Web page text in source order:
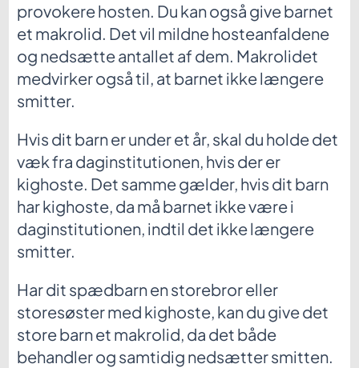
provokere hosten. Du kan også give barnet
et makrolid. Det vil mildne hosteanfaldene
og nedsætte antallet af dem. Makrolidet
medvirker også til, at barnet ikke længere
smitter.
Hvis dit barn er under et år, skal du holde det
væk fra daginstitutionen, hvis der er
kighoste. Det samme gælder, hvis dit barn
har kighoste, da må barnet ikke være i
daginstitutionen, indtil det ikke længere
smitter.
Har dit spædbarn en storebror eller
storesøster med kighoste, kan du give det
store barn et makrolid, da det både
behandler og samtidig nedsætter smitten.